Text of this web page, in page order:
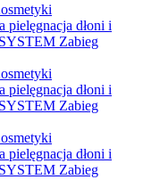
dłoni i
Zabieg
dłoni i
Zabieg
dłoni i
Zabieg